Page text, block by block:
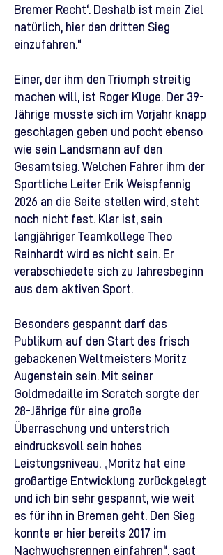
Bremer Recht‘. Deshalb ist mein Ziel
natürlich, hier den dritten Sieg
einzufahren.“
Einer, der ihm den Triumph streitig
machen will, ist Roger Kluge. Der 39-
Jährige musste sich im Vorjahr knapp
geschlagen geben und pocht ebenso
wie sein Landsmann auf den
Gesamtsieg. Welchen Fahrer ihm der
Sportliche Leiter Erik Weispfennig
2026 an die Seite stellen wird, steht
noch nicht fest. Klar ist, sein
langjähriger Teamkollege Theo
Reinhardt wird es nicht sein. Er
verabschiedete sich zu Jahresbeginn
aus dem aktiven Sport.
Besonders gespannt darf das
Publikum auf den Start des frisch
gebackenen Weltmeisters Moritz
Augenstein sein. Mit seiner
Goldmedaille im Scratch sorgte der
28-Jährige für eine große
Überraschung und unterstrich
eindrucksvoll sein hohes
Leistungsniveau. „Moritz hat eine
großartige Entwicklung zurückgelegt
und ich bin sehr gespannt, wie weit
es für ihn in Bremen geht. Den Sieg
konnte er hier bereits 2017 im
Nachwuchsrennen einfahren“, sagt